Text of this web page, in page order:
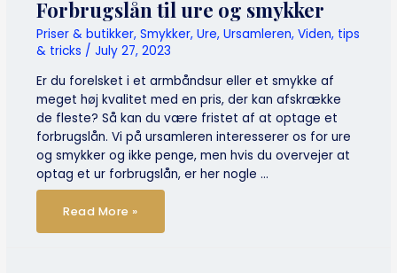
tid.
Forbrugslån til ure og smykker
Priser & butikker,Smykker,Ure,Ursamleren,Viden, tips
& tricks /July 27, 2023
Er du forelsket i et armbåndsur eller et smykke af
meget høj kvalitet med en pris, der kan afskrække
de fleste? Så kan du være fristet af at optage et
forbrugslån. Vi på ursamleren interesserer os for ure
og smykker og ikke penge, men hvis du overvejer at
optag et ur forbrugslån, er her nogle …
Forbrugslån
til
Read More »